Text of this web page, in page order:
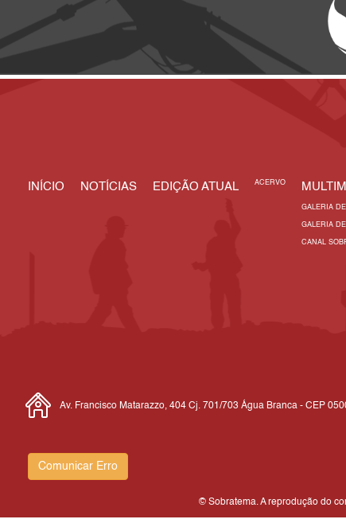
INÍCIO NOTÍCIAS EDIÇÃO ATUAL ACERVO
GALERIA
GALERIA
CANAL
Av. Francisco Matarazzo, 404 Cj. 701/703 Água Branca - CEP
Comunicar Erro
© Sobratema. A reprodução do